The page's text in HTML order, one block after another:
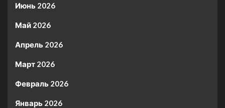
Июнь 2026
Май 2026
Апрель 2026
Март 2026
Февраль 2026
Январь 2026